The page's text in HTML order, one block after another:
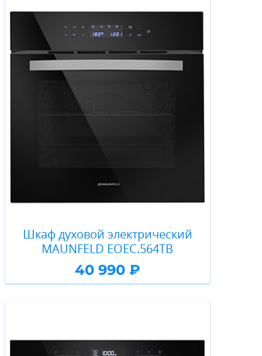
Шкаф духовой электрический
MAUNFELD EOEC.564TB
40 990 ₽